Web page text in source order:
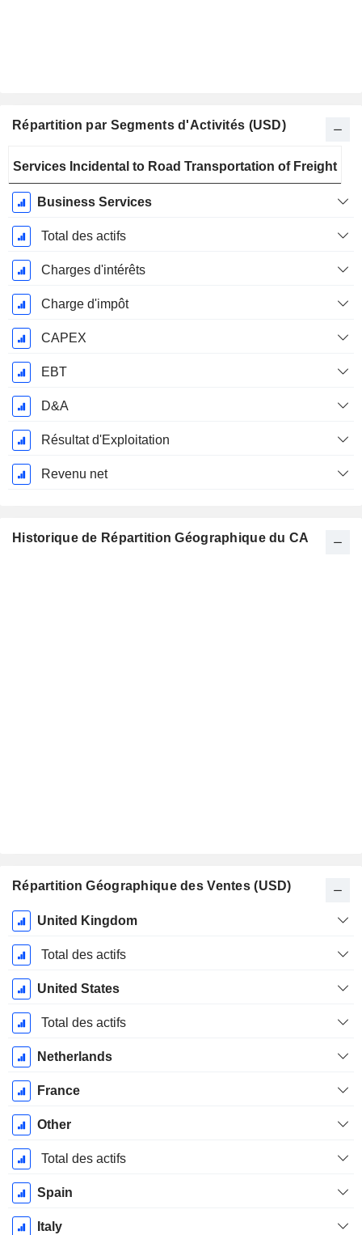
Répartition par Segments d'Activités (USD)
Fiscale:
Décembre
Services Incidental to Road Transportation of Freight
Business Services
Total des actifs
Charges d'intérêts
Charge d'impôt
CAPEX
EBT
D&A
Résultat d'Exploitation
Revenu net
Historique de Répartition Géographique du CA
Répartition Géographique des Ventes (USD)
Période
Fiscale:
Décembre
United Kingdom
Total des actifs
United States
Total des actifs
Netherlands
France
Other
Total des actifs
Spain
Italy